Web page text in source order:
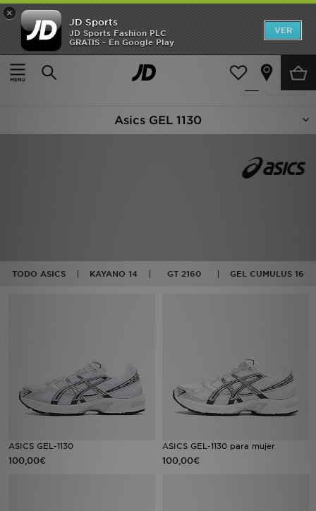
×
JD Sports
JD Sports Fashion PLC
GRATIS - En Google Play
VER
Página principal
ASICS GEL-1130
24 productos encontrados
Asics GEL 1130
TODO ASICS KAYANO 14 GT 2160 GEL CUMULUS 16
ASICS GEL-1130
100,00€
ASICS GEL-1130 para mujer
100,00€
Hombre
Mujer